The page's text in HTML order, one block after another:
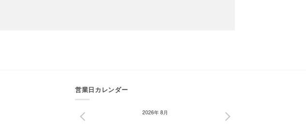
営業日カレンダー
2026年 8月